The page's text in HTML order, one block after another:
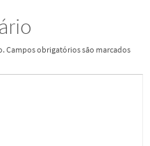
Campos obrigatórios são marcados